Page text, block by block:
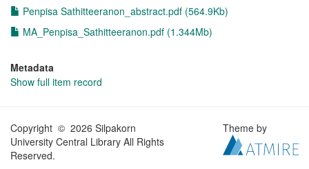
Penpisa Sathitteeranon_abstract.pdf (564.9Kb)
MA_Penpisa_Sathitteeranon.pdf (1.344Mb)
Metadata
Show full item record
Copyright © 2026 Silpakorn
University Central Library All Rights
Reserved.
Theme by